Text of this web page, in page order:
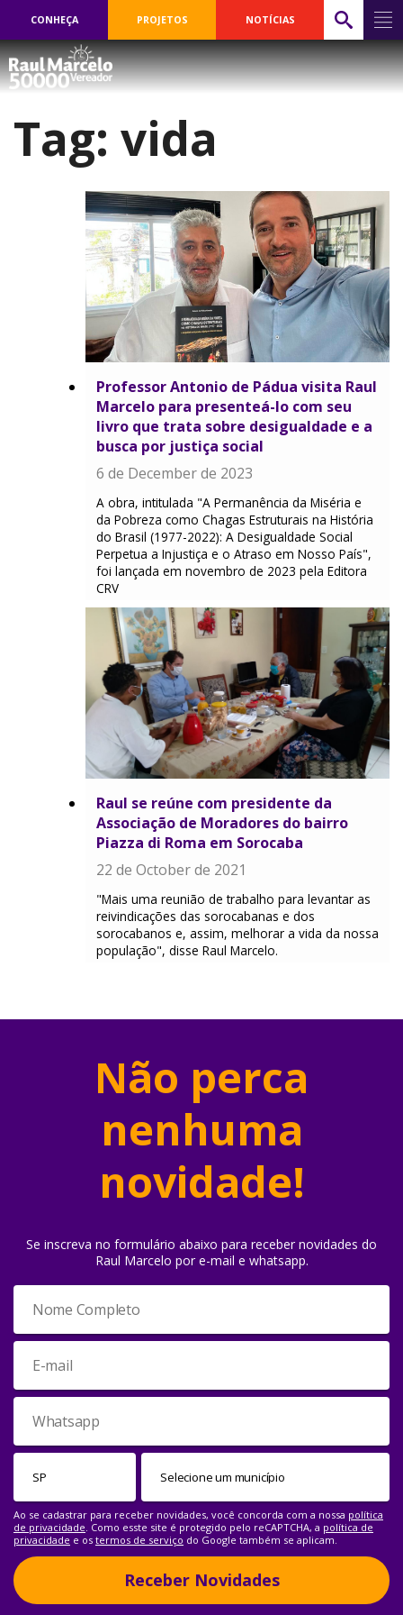
CONHEÇA PROJETOS NOTÍCIAS
Tag: vida
Professor Antonio de Pádua visita Raul
Marcelo para presenteá-lo com seu
livro que trata sobre desigualdade e a
busca por justiça social
6 de December de 2023
A obra, intitulada "A Permanência da Miséria e
da Pobreza como Chagas Estruturais na História
do Brasil (1977-2022): A Desigualdade Social
Perpetua a Injustiça e o Atraso em Nosso País",
foi lançada em novembro de 2023 pela Editora
CRV
Raul se reúne com presidente da
Associação de Moradores do bairro
Piazza di Roma em Sorocaba
22 de October de 2021
"Mais uma reunião de trabalho para levantar as
reivindicações das sorocabanas e dos
sorocabanos e, assim, melhorar a vida da nossa
população", disse Raul Marcelo.
Não perca
nenhuma
novidade!
Se inscreva no formulário abaixo para receber novidades do
Raul Marcelo por e-mail e whatsapp.
Ao se cadastrar para receber novidades, você concorda com a nossa política
de privacidade. Como esste site é protegido pelo reCAPTCHA, a política de
privacidade e os termos de serviço do Google também se aplicam.
Receber Novidades